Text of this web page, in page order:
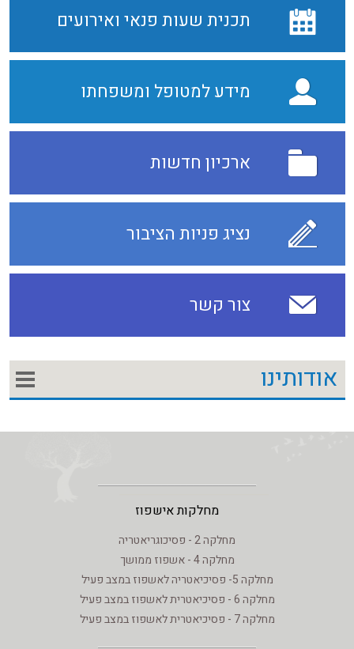
תכנית שעות פנאי ואירועים
מידע למטופל ומשפחתו
ארכיון חדשות
נציג פניות הציבור
צור קשר
אודותינו
מחלקות אישפוז
מחלקה 2 - פסיכוגריאטריה
מחלקה 4 - אשפוז ממושך
מחלקה 5- פסיכיאטריה לאשפוז במצב פעיל
מחלקה 6 - פסיכיאטרית לאשפוז במצב פעיל
מחלקה 7 - פסיכיאטרית לאשפוז במצב פעיל